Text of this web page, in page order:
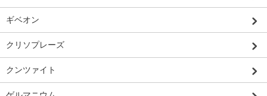
ギベオン
クリソプレーズ
クンツァイト